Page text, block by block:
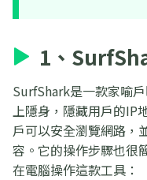
1、
SurfShark是一款家喻
上隱身，隱藏用戶的IP
戶可以安全瀏覽網路，
容。它的操作步驟也很
在電腦操作這款工具：